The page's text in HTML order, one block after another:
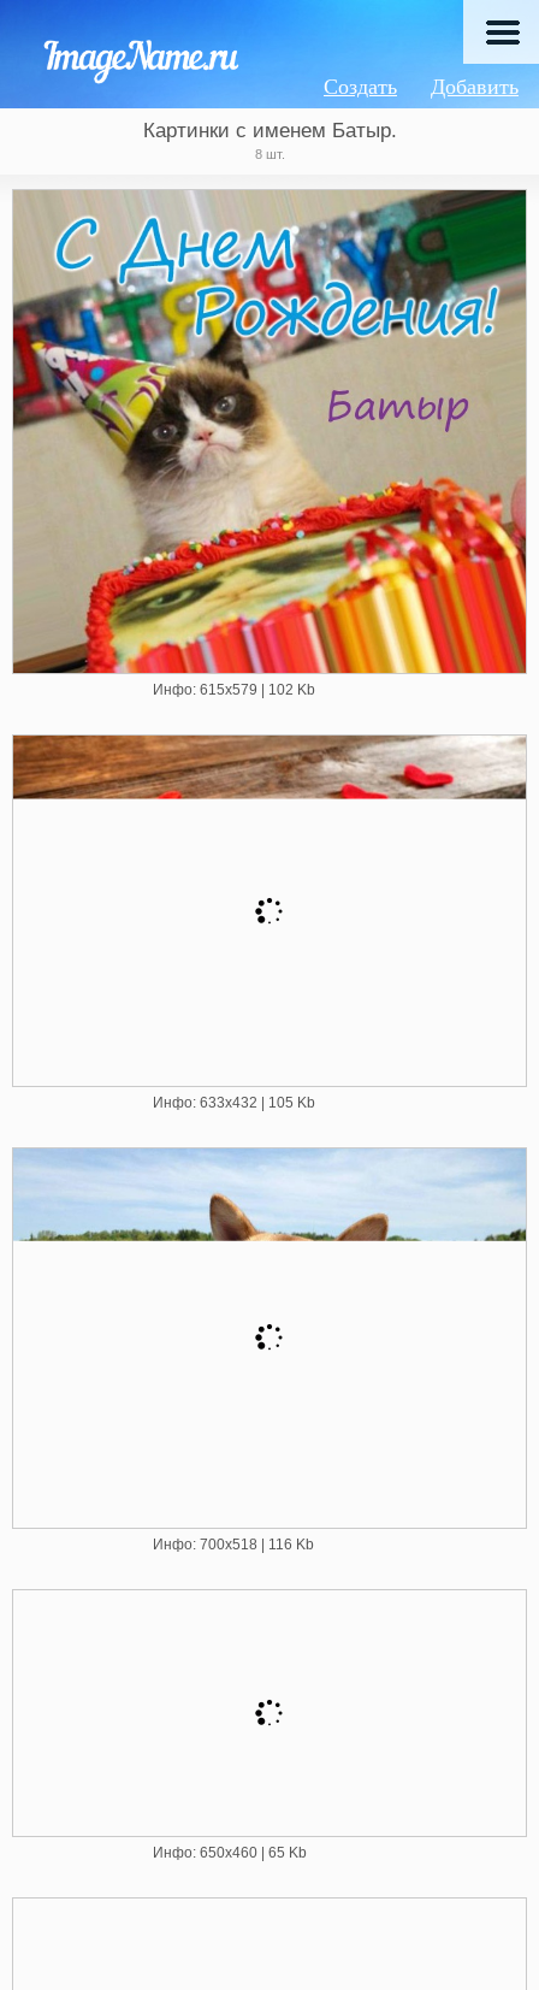
Добавить
Создать
Картинки с именем Батыр.
8 шт.
Инфо: 615х579 | 102 Kb
Инфо: 633х432 | 105 Kb
Инфо: 700х518 | 116 Kb
Инфо: 650х460 | 65 Kb